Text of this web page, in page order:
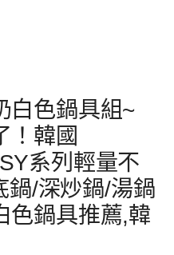
白色鍋具組~
！韓國
系列輕量不
鍋/深炒鍋/湯鍋
色鍋具推薦,韓